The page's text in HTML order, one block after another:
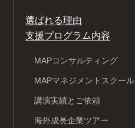
選ばれる理由
支援プログラム内容
MAPコンサルティング
MAPマネジメントスクール
講演実績とご依頼
海外成長企業ツアー